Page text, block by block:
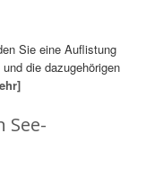
Sie eine Auflistung
die dazugehörigen
See-